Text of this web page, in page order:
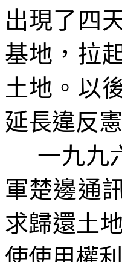
出現了四
基地，拉
土地。以
延長違反
一九九
軍楚邊通
求歸還土